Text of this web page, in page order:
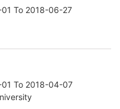
To 2018-06-27
To 2018-04-07